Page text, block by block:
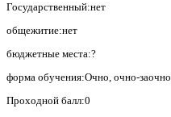
Государственный:нет
общежитие:нет
бюджетные места:?
форма обучения:Очно, очно-
Проходной балл:0